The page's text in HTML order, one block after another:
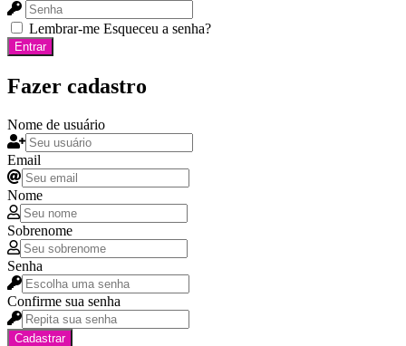
Lembrar-me Esqueceu a senha?
Entrar
Fazer cadastro
Nome de usuário
Email
Nome
Sobrenome
Senha
Confirme sua senha
Cadastrar